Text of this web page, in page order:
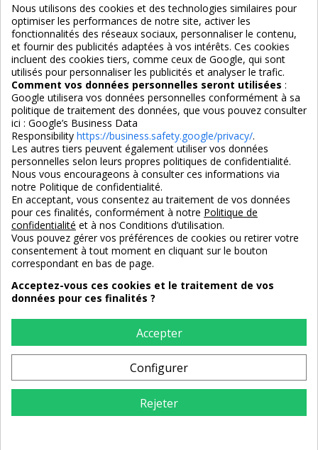
Services
Nous suivre
4,7/5
3X SANS FRAIS
100% sécurisé
PAIEMENT 100% SÉCURISÉ
par CB / Amex / Virement
LIVRAISON 12/18 JOURS
depuis 2008
RETOURS
sous 14 jours
Nous utilisons des cookies et des technologies similaires pour
optimiser les performances de notre site, activer les
fonctionnalités des réseaux sociaux, personnaliser le contenu,
et fournir des publicités adaptées à vos intérêts. Ces cookies
incluent des cookies tiers, comme ceux de Google, qui sont
utilisés pour personnaliser les publicités et analyser le trafic.
Comment vos données personnelles seront utilisées :
Google utilisera vos données personnelles conformément à sa
politique de traitement des données, que vous pouvez consulter
ici : Google’s Business Data
Responsibility https://business.safety.google/privacy/.
Les autres tiers peuvent également utiliser vos données
personnelles selon leurs propres politiques de confidentialité.
Nous vous encourageons à consulter ces informations via
notre Politique de confidentialité.
En acceptant, vous consentez au traitement de vos données
pour ces finalités, conformément à notre Politique de
confidentialité et à nos Conditions d’utilisation.
Vous pouvez gérer vos préférences de cookies ou retirer votre
consentement à tout moment en cliquant sur le bouton
correspondant en bas de page.
Acceptez-vous ces cookies et le traitement de vos
données pour ces finalités ?
Accepter
Configurer
Rejeter